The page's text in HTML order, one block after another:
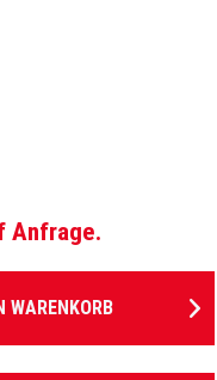
Anfrage.
WARENKORB